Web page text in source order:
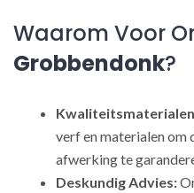
Waarom Voor
Grobbendonk?
verf en materialen om
afwerking te
Deskundig Advies: